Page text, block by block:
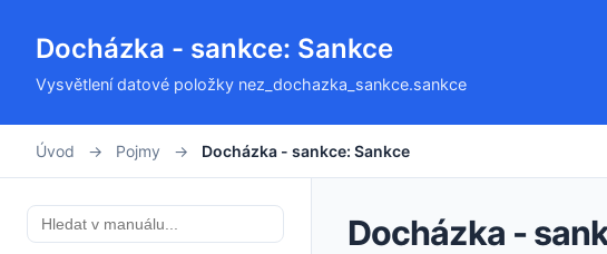
Docházka - sankce: Sankce
Vysvětlení datové položky nez_dochazka_sankce.sankce
Úvod → Pojmy → Docházka - sankce: Sankce
Docházka -